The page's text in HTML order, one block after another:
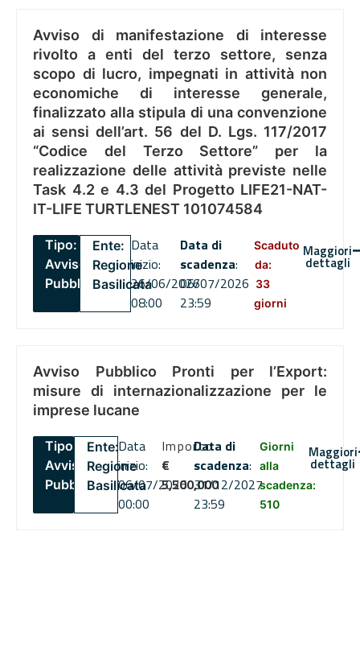
Avviso di manifestazione di interesse
rivolto a enti del terzo settore, senza
scopo di lucro, impegnati in attività non
economiche di interesse generale,
finalizzato alla stipula di una convenzione
ai sensi dell’art. 56 del D. Lgs. 117/2017
“Codice del Terzo Settore” per la
realizzazione delle attività previste nelle
Task 4.2 e 4.3 del Progetto LIFE21-NAT-
IT-LIFE TURTLENEST 101074584
Tipo:
Avviso
Pubblico
Ente:
Regione
Basilicata
Data
inizio:
26/06/2026
08:00
Data di
scadenza:
06/07/2026
23:59
Scaduto
da:
33
giorni
Maggiori
dettagli
Avviso Pubblico Pronti per l’Export:
misure di internazionalizzazione per le
imprese lucane
Tipo:
Avviso
Pubblico
Ente:
Regione
Basilicata
Data
inizio:
06/07/2026
00:00
Importo
€
5,500,000
Data di
scadenza:
31/12/2027
23:59
Giorni
alla
scadenza:
510
Maggiori
dettagli